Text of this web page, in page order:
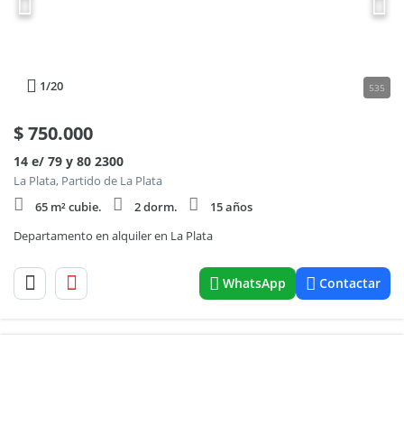
1/20 535
$750.000
14 e/ 79 y 80 2300
La Plata, Partido de La Plata
65 m² cubie.
2 dorm.
15 años
Departamento en alquiler en La Plata
WhatsApp Contactar